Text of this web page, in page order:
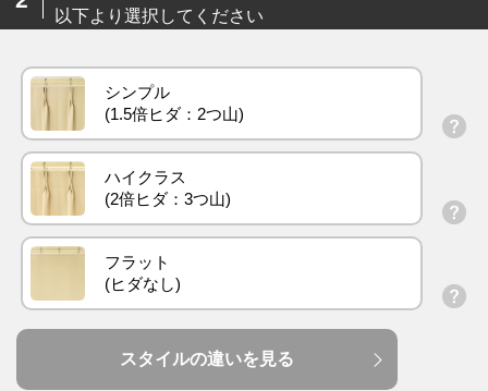
以下より選択してください
シンプル
ハイクラス
フラット
スタイルの違いを見る